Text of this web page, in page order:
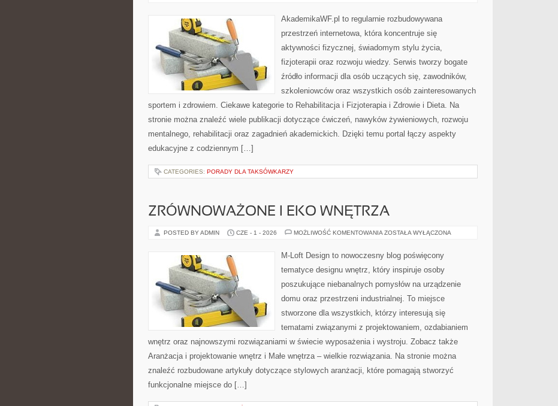
AkademikaWF.pl to regularnie rozbudowywana
przestrzeń internetowa, która koncentruje się
aktywności fizycznej, świadomym stylu życia,
fizjoterapii oraz rozwoju wiedzy. Serwis tworzy bogate
źródło informacji dla osób uczących się, zawodników,
szkoleniowców oraz wszystkich osób zainteresowanych
sportem i zdrowiem. Ciekawe kategorie to Rehabilitacja i Fizjoterapia i Zdrowie i Dieta. Na
stronie można znaleźć wiele publikacji dotyczące ćwiczeń, nawyków żywieniowych, rozwoju
mentalnego, rehabilitacji oraz zagadnień akademickich. Dzięki temu portal łączy aspekty
edukacyjne z codziennym […]
CATEGORIES: PORADY DLA TAKSÓWKARZY
ZRÓWNOWAŻONE I EKO WNĘTRZA
POSTED BY ADMIN CZE - 1 - 2026 MOŻLIWOŚĆ KOMENTOWANIA ZRÓWNOWAŻONE
WNĘTRZA
ZOSTAŁA WYŁĄCZONA
M-Loft Design to nowoczesny blog poświęcony
tematyce designu wnętrz, który inspiruje osoby
poszukujące niebanalnych pomysłów na urządzenie
domu oraz przestrzeni industrialnej. To miejsce
stworzone dla wszystkich, którzy interesują się
tematami związanymi z projektowaniem, ozdabianiem
wnętrz oraz najnowszymi rozwiązaniami w świecie wyposażenia i wystroju. Zobacz także
Aranżacja i projektowanie wnętrz i Małe wnętrza – wielkie rozwiązania. Na stronie można
znaleźć rozbudowane artykuły dotyczące stylowych aranżacji, które pomagają stworzyć
funkcjonalne miejsce do […]